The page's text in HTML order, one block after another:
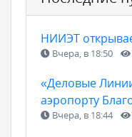
НИИЭТ
Вчера, в 18:50
«Деловые
аэропорту
Вчера, в 18:44